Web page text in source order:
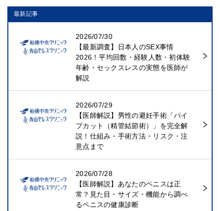
最新記事
2026/07/30
【最新調査】日本人のSEX事情
2026！平均回数・経験人数・初体験
年齢・セックスレスの実態を医師が
解説
2026/07/29
【医師解説】男性の避妊手術「パイ
プカット（精管結節術）」を完全解
説！仕組み・手術方法・リスク・注
意点まで
2026/07/28
【医師解説】あなたのペニスは正
常？見た目・サイズ・機能から調べ
るペニスの健康診断